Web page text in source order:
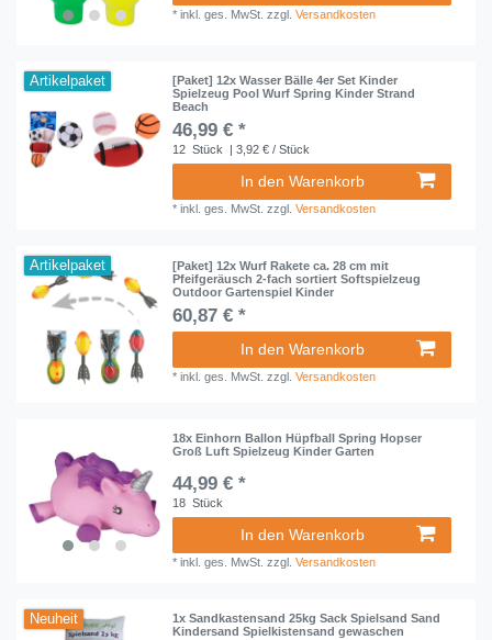
*inkl. ges. MwSt. zzgl.Versandkosten
Artikelpaket
[Paket] 12x Wasser Bälle 4er Set Kinder
Spielzeug Pool Wurf Spring Kinder Strand
Beach
46,99 € *
12 Stück | 3,92 € / Stück
In den Warenkorb
*inkl. ges. MwSt. zzgl.Versandkosten
Artikelpaket
[Paket] 12x Wurf Rakete ca. 28 cm mit
Pfeifgeräusch 2-fach sortiert Softspielzeug
Outdoor Gartenspiel Kinder
60,87 € *
In den Warenkorb
*inkl. ges. MwSt. zzgl.Versandkosten
18x Einhorn Ballon Hüpfball Spring Hopser
Groß Luft Spielzeug Kinder Garten
44,99 € *
18 Stück
In den Warenkorb
*inkl. ges. MwSt. zzgl.Versandkosten
Neuheit
1x Sandkastensand 25kg Sack Spielsand Sand
Kindersand Spielkistensand gewaschen